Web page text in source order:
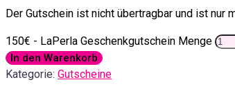
Der Gutschein ist nicht übertragbar und ist nur
150€ - LaPerla Geschenkgutschein Menge
In den Warenkorb
Kategorie: Gutscheine